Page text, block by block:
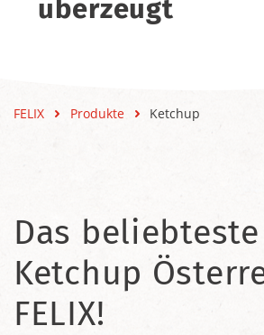
überzeugt
FELIX Produkte Ketchup
Das beliebteste
Ketchup
FELIX!